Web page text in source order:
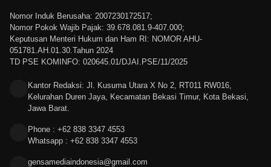
Nomor Induk Berusaha: 2007230172517;
Nomor Pokok Wajib Pajak: 39.678.081.9-407.000;
Keputusan Menteri Hukum dan Ham RI: NOMOR AHU-
051781.AH.01.30.Tahun 2024
TD PSE KOMINFO: 020645.01/DJAI.PSE/11/2025
Kantor Redaksi: Jl. Kusuma Utara X No 2, RT011 RW016,
Kelurahan Duren Jaya, Kecamatan Bekasi Timur, Kota Bekasi,
Jawa Barat.
Phone : +62 838 3347 4553
Whatsapp : +62 838 3347 4553
gensamediaindonesia@gmail.com